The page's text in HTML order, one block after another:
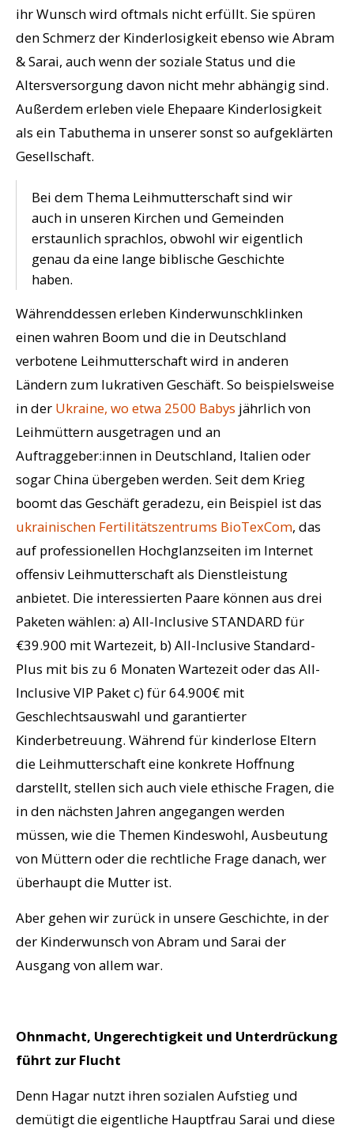
ihr Wunsch wird oftmals nicht erfüllt. Sie spüren
den Schmerz der Kinderlosigkeit ebenso wie Abram
& Sarai, auch wenn der soziale Status und die
Altersversorgung davon nicht mehr abhängig sind.
Außerdem erleben viele Ehepaare Kinderlosigkeit
als ein Tabuthema in unserer sonst so aufgeklärten
Gesellschaft.
Bei dem Thema Leihmutterschaft sind wir
auch in unseren Kirchen und Gemeinden
erstaunlich sprachlos, obwohl wir eigentlich
genau da eine lange biblische Geschichte
haben.
Währenddessen erleben Kinderwunschklinken
einen wahren Boom und die in Deutschland
verbotene Leihmutterschaft wird in anderen
Ländern zum lukrativen Geschäft. So beispielsweise
in der Ukraine, wo etwa 2500 Babys jährlich von
Leihmüttern ausgetragen und an
Auftraggeber:innen in Deutschland, Italien oder
sogar China übergeben werden. Seit dem Krieg
boomt das Geschäft geradezu, ein Beispiel ist das
ukrainischen Fertilitätszentrums BioTexCom, das
auf professionellen Hochglanzseiten im Internet
offensiv Leihmutterschaft als Dienstleistung
anbietet. Die interessierten Paare können aus drei
Paketen wählen: a) All-Inclusive STANDARD für
€39.900 mit Wartezeit, b) All-Inclusive Standard-
Plus mit bis zu 6 Monaten Wartezeit oder das All-
Inclusive VIP Paket c) für 64.900€ mit
Geschlechtsauswahl und garantierter
Kinderbetreuung. Während für kinderlose Eltern
die Leihmutterschaft eine konkrete Hoffnung
darstellt, stellen sich auch viele ethische Fragen, die
in den nächsten Jahren angegangen werden
müssen, wie die Themen Kindeswohl, Ausbeutung
von Müttern oder die rechtliche Frage danach, wer
überhaupt die Mutter ist.
Aber gehen wir zurück in unsere Geschichte, in der
der Kinderwunsch von Abram und Sarai der
Ausgang von allem war.
Ohnmacht, Ungerechtigkeit und Unterdrückung
führt zur Flucht
Denn Hagar nutzt ihren sozialen Aufstieg und
demütigt die eigentliche Hauptfrau Sarai und diese